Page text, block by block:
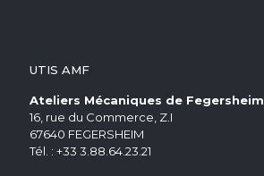
UTIS AMF
Ateliers Mécaniques de Fegersheim
16, rue du Commerce, Z.I
67640 FEGERSHEIM
Tél. : +33 3.88.64.23.21